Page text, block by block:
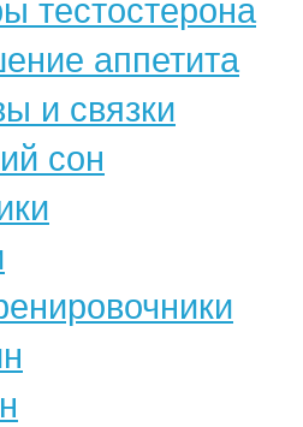
тестостерона
аппетита
и связки
сон